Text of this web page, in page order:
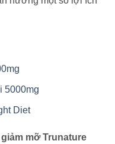
5000mg
Diet
mỡ Trunature